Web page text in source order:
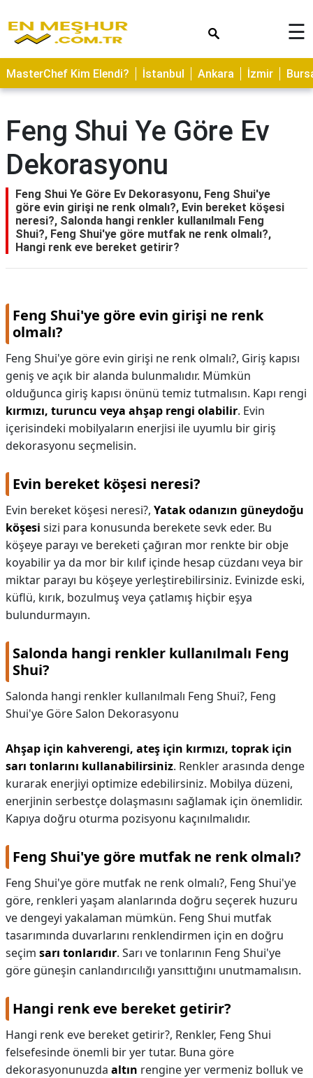
ASTROLOJİ
SAĞLIK
TARİFLERİ
GEZİLECEK
YERLER
CİLT
BAKIMI
NEDİR
KAMP
HAMİLELİK
KAPLICALAR
İLETİŞİM
☰
MasterChef Kim Elendi? İstanbul Ankara İzmir
Feng Shui Ye Göre Ev
Dekorasyonu
Feng Shui Ye Göre Ev Dekorasyonu, Feng Shui'ye
göre evin girişi ne renk olmalı?, Evin bereket köşesi
neresi?, Salonda hangi renkler kullanılmalı Feng
Shui?, Feng Shui'ye göre mutfak ne renk olmalı?,
Hangi renk eve bereket getirir?
Feng Shui'ye göre evin girişi ne renk
olmalı?
Feng Shui'ye göre evin girişi ne renk olmalı?, Giriş kapısı
geniş ve açık bir alanda bulunmalıdır. Mümkün
olduğunca giriş kapısı önünü temiz tutmalısın. Kapı rengi
kırmızı, turuncu veya ahşap rengi olabilir. Evin
içerisindeki mobilyaların enerjisi ile uyumlu bir giriş
dekorasyonu seçmelisin.
Evin bereket köşesi neresi?
Evin bereket köşesi neresi?, Yatak odanızın güneydoğu
köşesi sizi para konusunda berekete sevk eder. Bu
köşeye parayı ve bereketi çağıran mor renkte bir obje
koyabilir ya da mor bir kılıf içinde hesap cüzdanı veya bir
miktar parayı bu köşeye yerleştirebilirsiniz. Evinizde eski,
küflü, kırık, bozulmuş veya çatlamış hiçbir eşya
bulundurmayın.
Salonda hangi renkler kullanılmalı Feng
Shui?
Salonda hangi renkler kullanılmalı Feng Shui?, Feng
Shui'ye Göre Salon Dekorasyonu
Ahşap için kahverengi, ateş için kırmızı, toprak için
sarı tonlarını kullanabilirsiniz. Renkler arasında denge
kurarak enerjiyi optimize edebilirsiniz. Mobilya düzeni,
enerjinin serbestçe dolaşmasını sağlamak için önemlidir.
Kapıya doğru oturma pozisyonu kaçınılmalıdır.
Feng Shui'ye göre mutfak ne renk olmalı?
Feng Shui'ye göre mutfak ne renk olmalı?, Feng Shui'ye
göre, renkleri yaşam alanlarında doğru seçerek huzuru
ve dengeyi yakalaman mümkün. Feng Shui mutfak
tasarımında duvarlarını renklendirmen için en doğru
seçim sarı tonlarıdır. Sarı ve tonlarının Feng Shui'ye
göre güneşin canlandırıcılığı yansıttığını unutmamalısın.
Hangi renk eve bereket getirir?
Hangi renk eve bereket getirir?, Renkler, Feng Shui
felsefesinde önemli bir yer tutar. Buna göre
dekorasyonunuzda altın rengine yer vermeniz bolluk ve